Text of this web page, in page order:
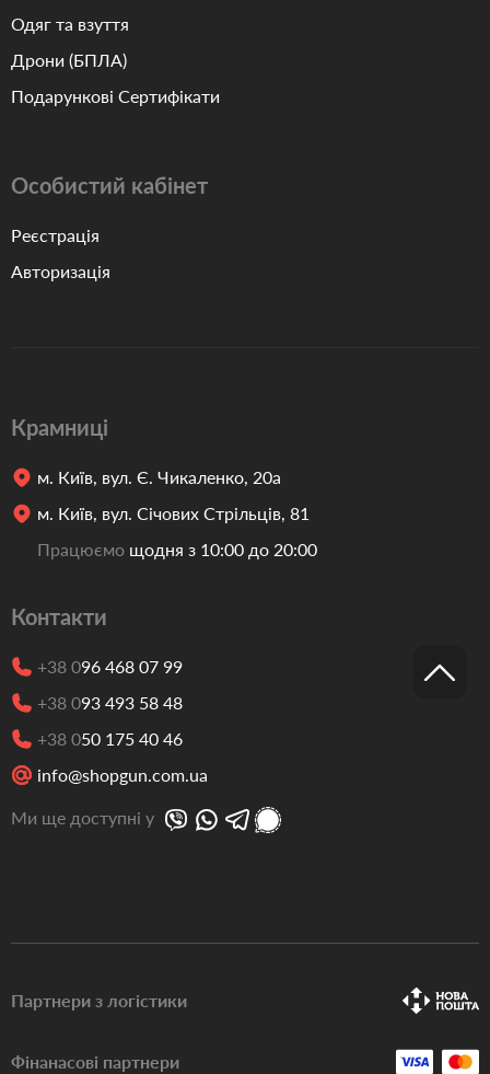
Одяг та взуття
Дрони (БПЛА)
Подарункові Сертифікати
Особистий кабінет
Реєстрація
Авторизація
Крамниці
м. Київ, вул. Є. Чикаленко, 20а
м. Київ, вул. Січових Стрільців, 81
Працюємо щодня з 10:00 до 20:00
Контакти
+38 096 468 07 99
+38 093 493 58 48
+38 050 175 40 46
info@shopgun.com.ua
Ми ще доступні у
Партнери з логістики
Фінанасові партнери